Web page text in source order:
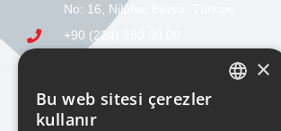
No: 16, Nilüfer, Bursa, Türkiye
+90 (224) 280 00 00
×
Bu web sitesi çerezler
kullanır